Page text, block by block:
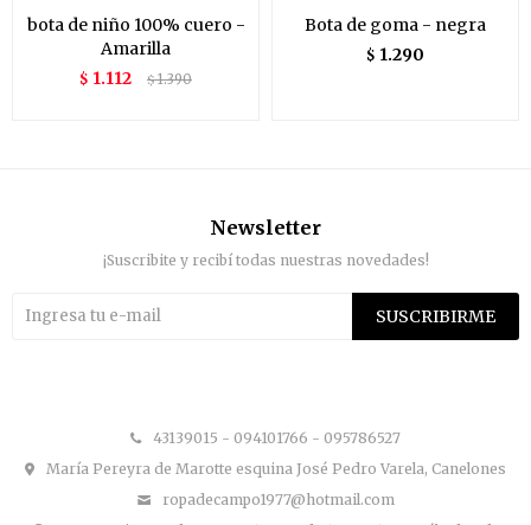
bota de niño 100% cuero -
Amarilla
$ 1.112 $1.390
Bota de goma - negra
$ 1.290
43139015 - 094101766 - 095786527
María Pereyra de Marotte esquina José Pedro Varela, Canelones
ropadecampo1977@hotmail.com
Newsletter
¡Suscribite y recibí todas nuestras novedades!
SUSCRIBIRME